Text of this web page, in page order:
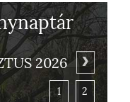
2026
1 2